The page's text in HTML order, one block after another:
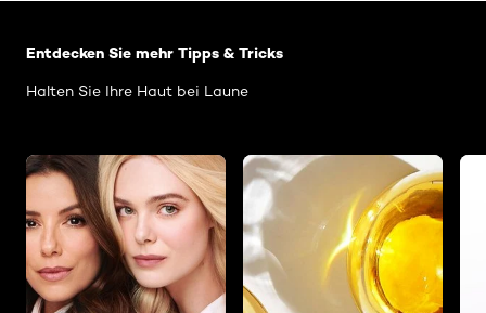
Entdecken Sie mehr Tipps & Tricks
Halten Sie Ihre Haut bei Laune